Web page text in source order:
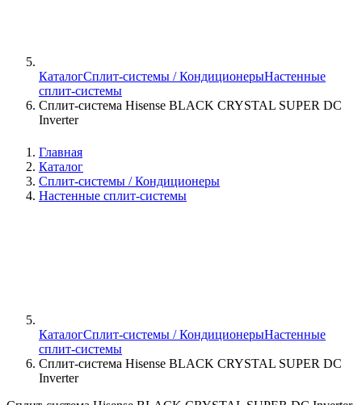
КаталогСплит-системы / КондиционерыНастенные
сплит-системы
Сплит-система Hisense BLACK CRYSTAL SUPER DC
Inverter
Главная
Каталог
Сплит-системы / Кондиционеры
Настенные сплит-системы
КаталогСплит-системы / КондиционерыНастенные
сплит-системы
Сплит-система Hisense BLACK CRYSTAL SUPER DC
Inverter